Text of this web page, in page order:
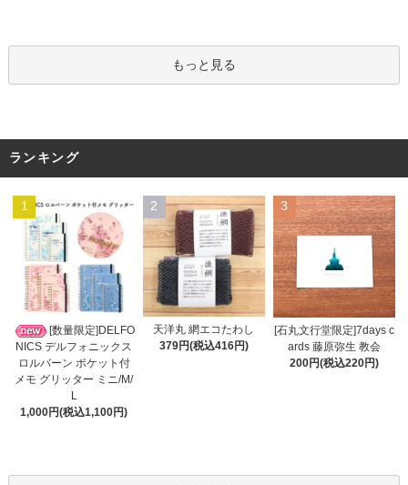
もっと見る
ランキング
1
[数量限定]DELFO
NICS デルフォニックス
ロルバーン ポケット付
メモ グリッター ミニ/M/
L
1,000円(税込1,100円)
2
天洋丸 網エコたわし
379円(税込416円)
3
[石丸文行堂限定]7days c
ards 藤原弥生 教会
200円(税込220円)